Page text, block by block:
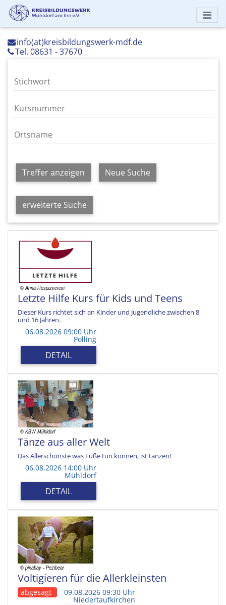
info(at)kreisbildungswerk-mdf.de
Tel. 08631 - 37670
Treffer anzeigen Neue Suche
erweiterte Suche
Letzte Hilfe Kurs für Kids und Teens
Dieser Kurs richtet sich an Kinder und Jugendliche zwischen 8
und 16 Jahren.
06.08.2026 09:00 Uhr
Polling
DETAIL
Tänze aus aller Welt
Das Allerschönste was Füße tun können, ist tanzen!
06.08.2026 14:00 Uhr
Mühldorf
DETAIL
Voltigieren für die Allerkleinsten
abgesagt 09.08.2026 09:30 Uhr
Niedertaufkirchen